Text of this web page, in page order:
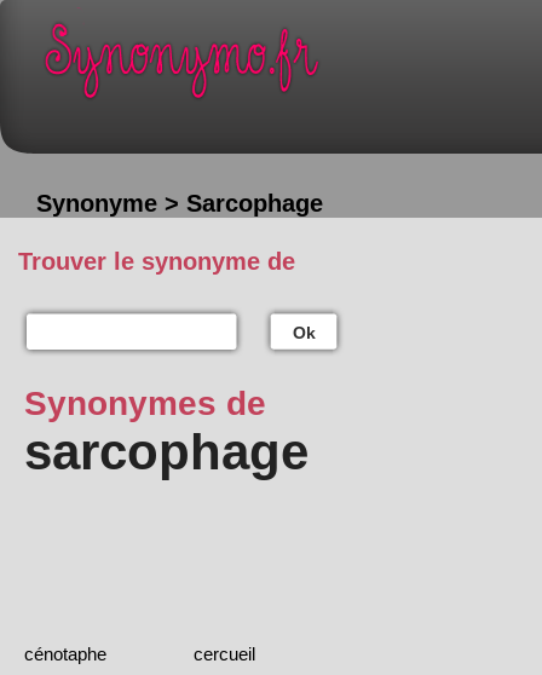
Synonyme > Sarcophage
Trouver le synonyme de
Ok
Synonymes de
sarcophage
cénotaphe
cercueil